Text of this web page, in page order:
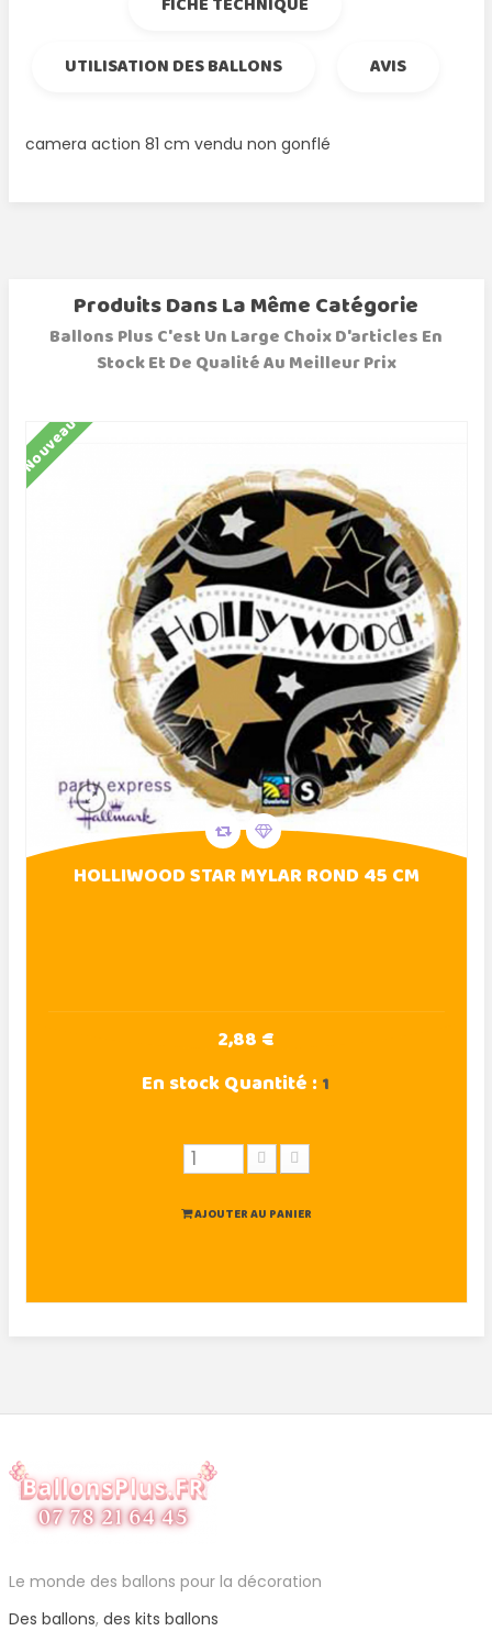
UTILISATION DES BALLONS
AVIS
camera action 81 cm vendu non gonflé
Produits Dans La Même Catégorie
Ballons Plus C'est Un Large Choix D'articles En
Stock Et De Qualité Au Meilleur Prix
Nouveau
HOLLIWOOD STAR MYLAR ROND 45 CM
2,88 €
En stockQuantité : 1
AJOUTER AU PANIER
Le monde des ballons pour la décoration
Des ballons, des kits ballons